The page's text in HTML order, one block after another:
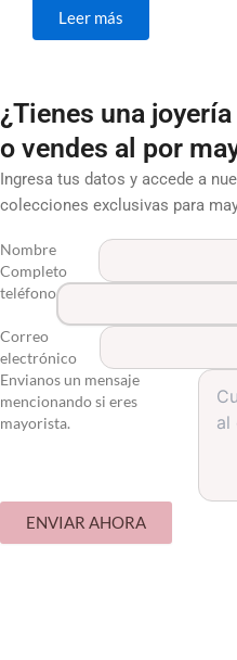
Leer más
¿Tienes una joyería
o vendes al por
Ingresa tus datos y accede a
colecciones exclusivas para
Nombre
Completo
teléfono
Correo
electrónico
Envianos un mensaje
mencionando si eres
mayorista.
ENVIAR AHORA